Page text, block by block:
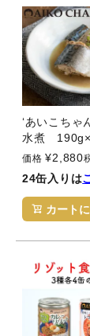
‘あいこちゃ
水煮
価格 ¥2,880
24缶入りは
カート